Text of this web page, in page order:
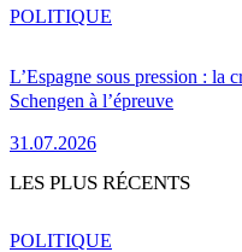
L’Espagne sous pression : la
Schengen à l’épreuve
31.07.2026
POLITIQUE
LES PLUS RÉCENTS
POLITIQUE